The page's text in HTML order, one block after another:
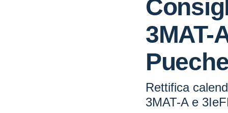
3MAT-
Rettifica
3MAT-A e